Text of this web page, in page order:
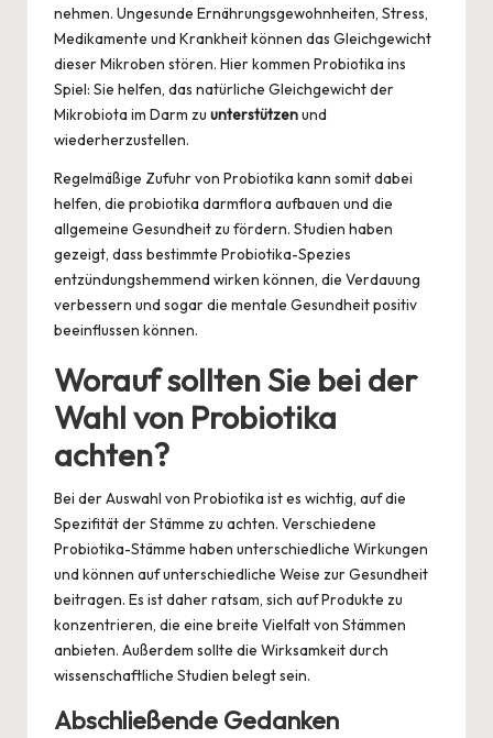
nehmen. Ungesunde Ernährungsgewohnheiten, Stress,
Medikamente und Krankheit können das Gleichgewicht
dieser Mikroben stören. Hier kommen Probiotika ins
Spiel: Sie helfen, das natürliche Gleichgewicht der
Mikrobiota im Darm zu unterstützenund
wiederherzustellen.
Regelmäßige Zufuhr von Probiotika kann somit dabei
helfen, die probiotika darmflora aufbauen und die
allgemeine Gesundheit zu fördern. Studien haben
gezeigt, dass bestimmte Probiotika-Spezies
entzündungshemmend wirken können, die Verdauung
verbessern und sogar die mentale Gesundheit positiv
beeinflussen können.
Worauf sollten Sie bei der
Wahl von Probiotika
achten?
Bei der Auswahl von Probiotika ist es wichtig, auf die
Spezifität der Stämme zu achten. Verschiedene
Probiotika-Stämme haben unterschiedliche Wirkungen
und können auf unterschiedliche Weise zur Gesundheit
beitragen. Es ist daher ratsam, sich auf Produkte zu
konzentrieren, die eine breite Vielfalt von Stämmen
anbieten. Außerdem sollte die Wirksamkeit durch
wissenschaftliche Studien belegt sein.
Abschließende Gedanken